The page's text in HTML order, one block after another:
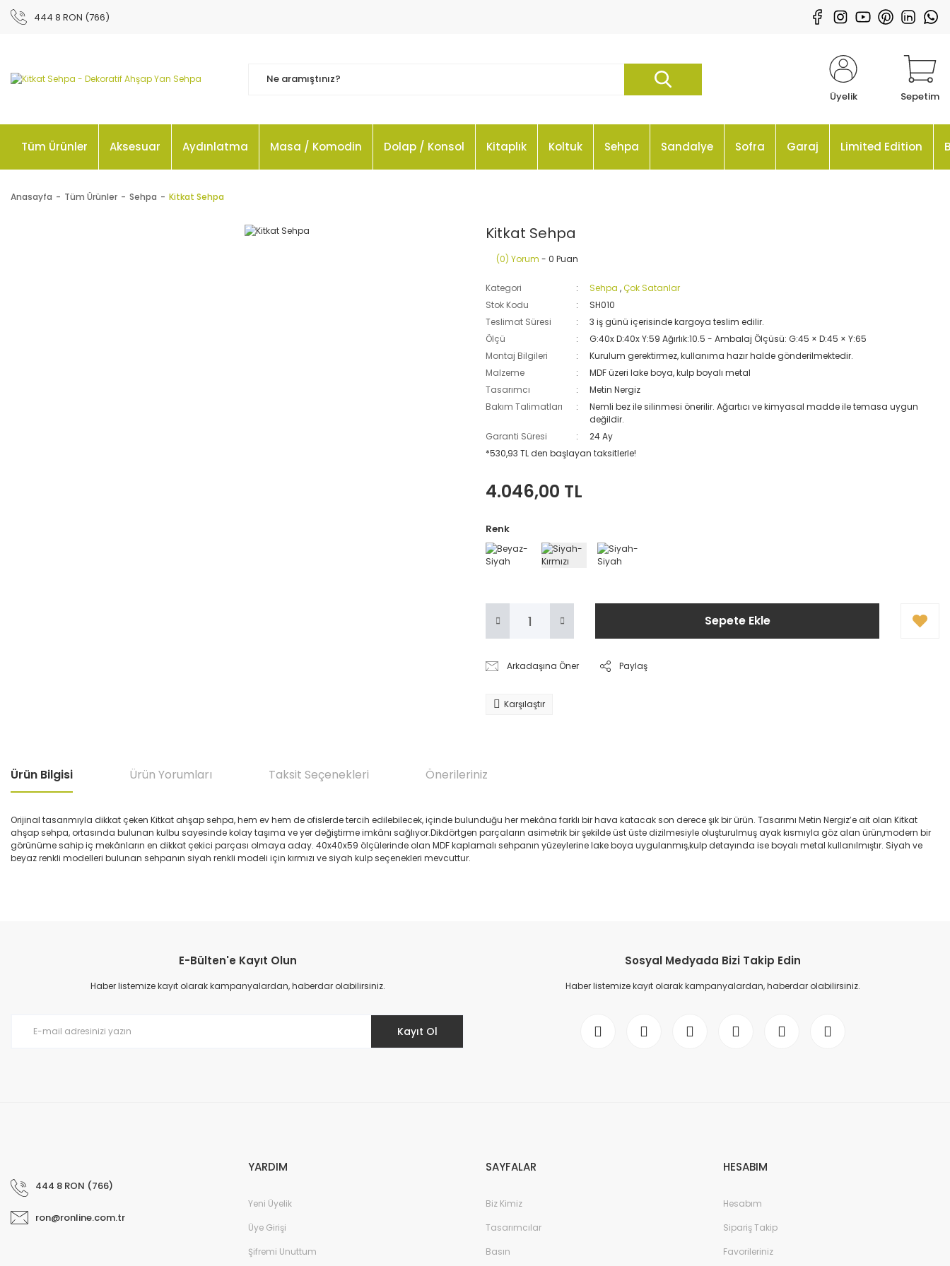
444 8 RON (766)
Üyelik Sepetim
Tüm Ürünler Aksesuar Aydınlatma Masa / Komodin Dolap / Konsol Kitaplık Koltuk Sehpa Sandalye Sofra Garaj Limited Edition
Anasayfa Tüm Ürünler Sehpa Kitkat Sehpa
Kitkat Sehpa
(0) Yorum - 0 Puan
Kategori Sehpa ,Çok Satanlar
Stok Kodu
SH010
Teslimat Süresi
3 iş günü içerisinde kargoya teslim edilir.
Ölçü
G:40x D:40x Y:59 Ağırlık:10.5 - Ambalaj Ölçüsü: G:45 × D:45 × Y:65
Montaj Bilgileri
Kurulum gerektirmez, kullanıma hazır halde gönderilmektedir.
Malzeme
MDF üzeri lake boya, kulp boyalı metal
Tasarımcı
Metin Nergiz
Bakım Talimatları
Nemli bez ile silinmesi önerilir. Ağartıcı ve kimyasal madde ile temasa uygun
değildir.
Garanti Süresi
24 Ay
*530,93 TL den başlayan taksitlerle!
4.046,00 TL
Renk
Sepete Ekle
Arkadaşına Öner Paylaş
Karşılaştır
Ürün Bilgisi Ürün Yorumları Taksit Seçenekleri Önerileriniz
Orijinal tasarımıyla dikkat çeken Kitkat ahşap sehpa, hem ev hem de ofislerde tercih edilebilecek, içinde bulunduğu her mekâna farklı bir hava katacak son derece şık bir ürün. Tasarımı Metin Nergiz’e ait olan Kitkat
ahşap sehpa, ortasında bulunan kulbu sayesinde kolay taşıma ve yer değiştirme imkânı sağlıyor.Dikdörtgen parçaların asimetrik bir şekilde üst üste dizilmesiyle oluşturulmuş ayak kısmıyla göz alan ürün,modern bir
görünüme sahip iç mekânların en dikkat çekici parçası olmaya aday. 40x40x59 ölçülerinde olan MDF kaplamalı sehpanın yüzeylerine lake boya uygulanmış,kulp detayında ise boyalı metal kullanılmıştır. Siyah ve
beyaz renkli modelleri bulunan sehpanın siyah renkli modeli için kırmızı ve siyah kulp seçenekleri mevcuttur.
Ürün resmi kalitesiz, bozuk veya görüntülenemiyor.
Ürün açıklamasında eksik bilgiler bulunuyor.
E-Bülten'e Kayıt Olun
Haber listemize kayıt olarak kampanyalardan, haberdar olabilirsiniz.
Kayıt Ol
Sosyal Medyada Bizi Takip Edin
Haber listemize kayıt olarak kampanyalardan, haberdar olabilirsiniz.
444 8 RON (766)
ron@ronline.com.tr
YARDIM
Yeni Üyelik
Üye Girişi
Şifremi Unuttum
SAYFALAR
Biz Kimiz
Tasarımcılar
Basın
HESABIM
Hesabım
Sipariş Takip
Favorileriniz